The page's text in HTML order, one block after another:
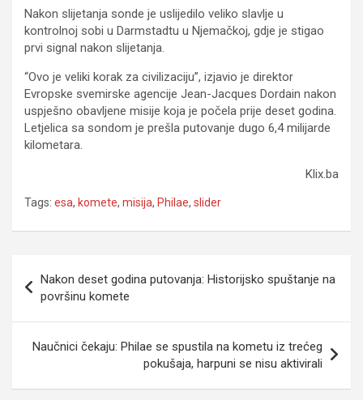
Nakon slijetanja sonde je uslijedilo veliko slavlje u
kontrolnoj sobi u Darmstadtu u Njemačkoj, gdje je stigao
prvi signal nakon slijetanja.
“Ovo je veliki korak za civilizaciju”, izjavio je direktor
Evropske svemirske agencije Jean-Jacques Dordain nakon
uspješno obavljene misije koja je počela prije deset godina.
Letjelica sa sondom je prešla putovanje dugo 6,4 milijarde
kilometara.
Klix.ba
Tags: esa, komete, misija, Philae, slider
članaka
Nakon deset godina putovanja: Historijsko spuštanje na
površinu komete
Naučnici čekaju: Philae se spustila na kometu iz trećeg
pokušaja, harpuni se nisu aktivirali